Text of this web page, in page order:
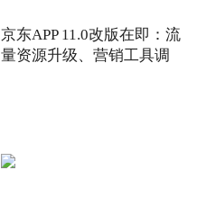
京东APP 11.0改版在即：流
量资源升级、营销工具调